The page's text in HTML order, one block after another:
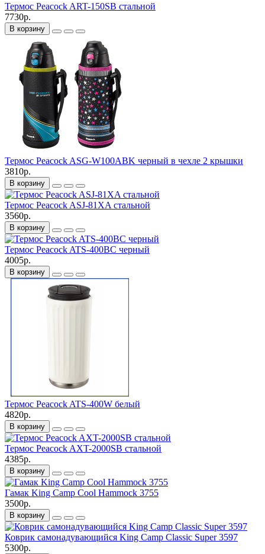
Термос Peacock ART-150SB стальной
7730р.
В корзину
Термос Peacock ASG-W100ABK черный в чехле 2 крышки
3810р.
В корзину
Термос Peacock ASJ-81XA стальной
3560р.
В корзину
Термос Peacock ATS-400BC черный
4005р.
В корзину
Термос Peacock ATS-400W белый
4820р.
В корзину
Термос Peacock AXT-2000SB стальной
4385р.
В корзину
Гамак King Camp Cool Hammock 3755
3500р.
В корзину
Коврик самонадувающийся King Camp Classic Super 3597
5300р.